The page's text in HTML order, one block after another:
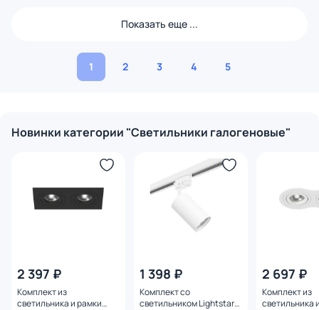
Показать еще ...
1 2 3 4 5
Новинки категории "Светильники галогеновые"
2 397 ₽
Комплект из
светильника и рамки
1 398 ₽
Комплект со
светильником Lightstar
2 697 ₽
Комплект из
светильника